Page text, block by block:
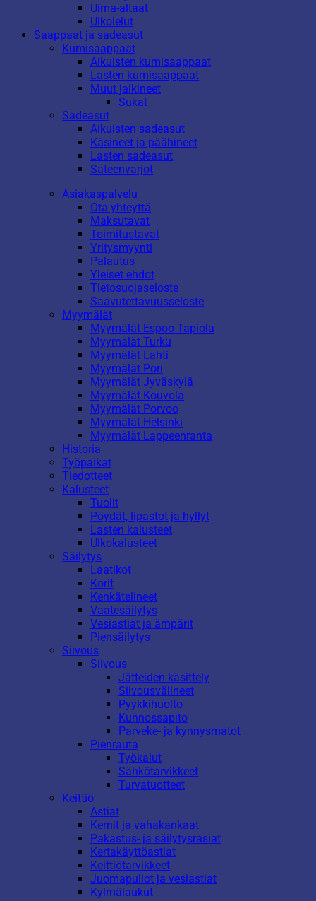
Uima-altaat
Ulkolelut
Saappaat ja sadeasut
Kumisaappaat
Aikuisten kumisaappaat
Lasten kumisaappaat
Muut jalkineet
Sukat
Sadeasut
Aikuisten sadeasut
Käsineet ja päähineet
Lasten sadeasut
Sateenvarjot
Asiakaspalvelu
Ota yhteyttä
Maksutavat
Toimitustavat
Yritysmyynti
Palautus
Yleiset ehdot
Tietosuojaseloste
Saavutettavuusseloste
Myymälät
Myymälät Espoo Tapiola
Myymälät Turku
Myymälät Lahti
Myymälät Pori
Myymälät Jyväskylä
Myymälät Kouvola
Myymälät Porvoo
Myymälät Helsinki
Myymälät Lappeenranta
Historia
Työpaikat
Tiedotteet
Kalusteet
Tuolit
Pöydät, lipastot ja hyllyt
Lasten kalusteet
Ulkokalusteet
Säilytys
Laatikot
Korit
Kenkätelineet
Vaatesäilytys
Vesiastiat ja ämpärit
Piensäilytys
Siivous
Siivous
Jätteiden käsittely
Siivousvälineet
Pyykkihuolto
Kunnossapito
Parveke- ja kynnysmatot
Pienrauta
Työkalut
Sähkötarvikkeet
Turvatuotteet
Keittiö
Astiat
Kernit ja vahakankaat
Pakastus- ja säilytysrasiat
Kertakäyttöastiat
Keittiötarvikkeet
Juomapullot ja vesiastiat
Kylmälaukut